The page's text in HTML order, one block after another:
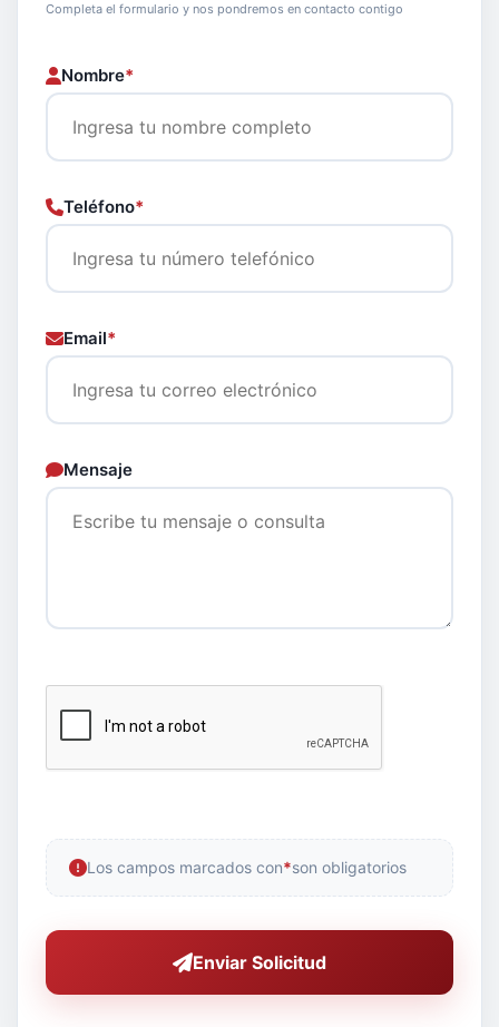
Completa el formulario y nos pondremos en contacto contigo
Nombre*
Teléfono*
Email*
Mensaje
Los campos marcados con*son obligatorios
Enviar Solicitud